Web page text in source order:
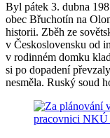
Byl pátek 3. dubna
obec Břuchotín na
historii. Zběh ze
v Československu od
v rodinném domku
si po dopadení
nesměla. Ruský soud